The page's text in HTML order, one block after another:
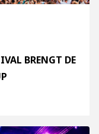
BRENGT DE